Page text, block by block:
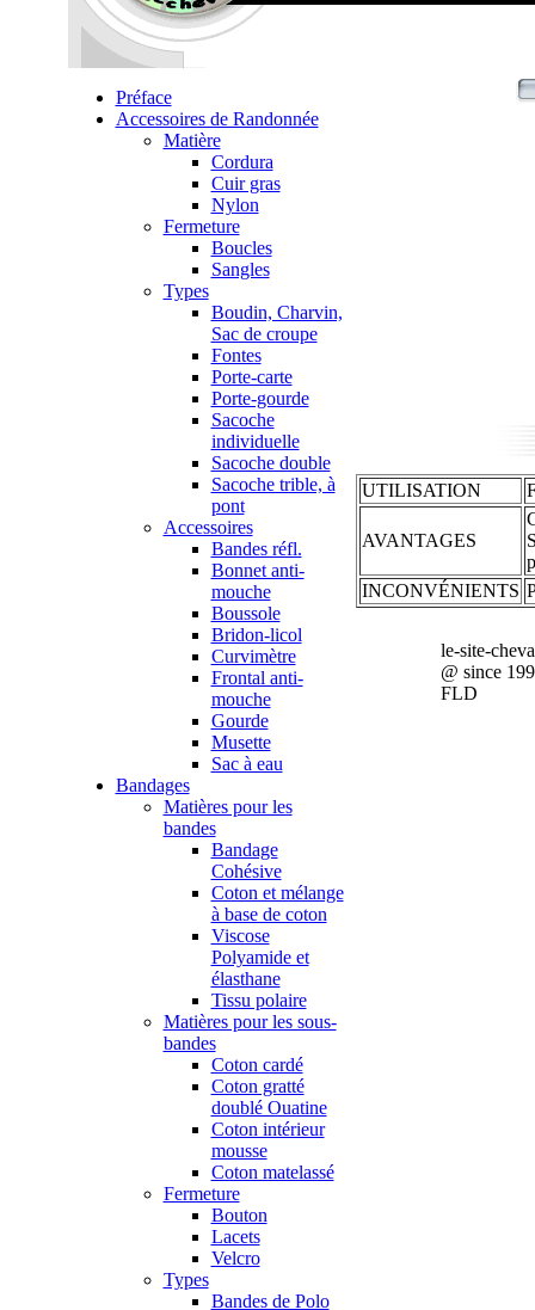
Préface
Accessoires de Randonnée
Matière
Cordura
Cuir gras
Nylon
Fermeture
Boucles
Sangles
Types
Boudin, Charvin,
Sac de croupe
Fontes
Porte-carte
Porte-gourde
Sacoche
individuelle
Sacoche double
Sacoche trible, à
pont
Accessoires
Bandes réfl.
Bonnet anti-
mouche
Boussole
Bridon-licol
Curvimètre
Frontal anti-
mouche
Gourde
Musette
Sac à eau
Bandages
Matières pour les
bandes
Bandage
Cohésive
Coton et mélange
à base de coton
Viscose
Polyamide et
élasthane
Tissu polaire
Matières pour les sous-
bandes
Coton cardé
Coton gratté
doublé Ouatine
Coton intérieur
mousse
Coton matelassé
Fermeture
Bouton
Lacets
Velcro
Types
Bandes de Polo
UTILISATION
AVANTAGES
INCONVÉNIENTS
le-site-
@ since
FLD